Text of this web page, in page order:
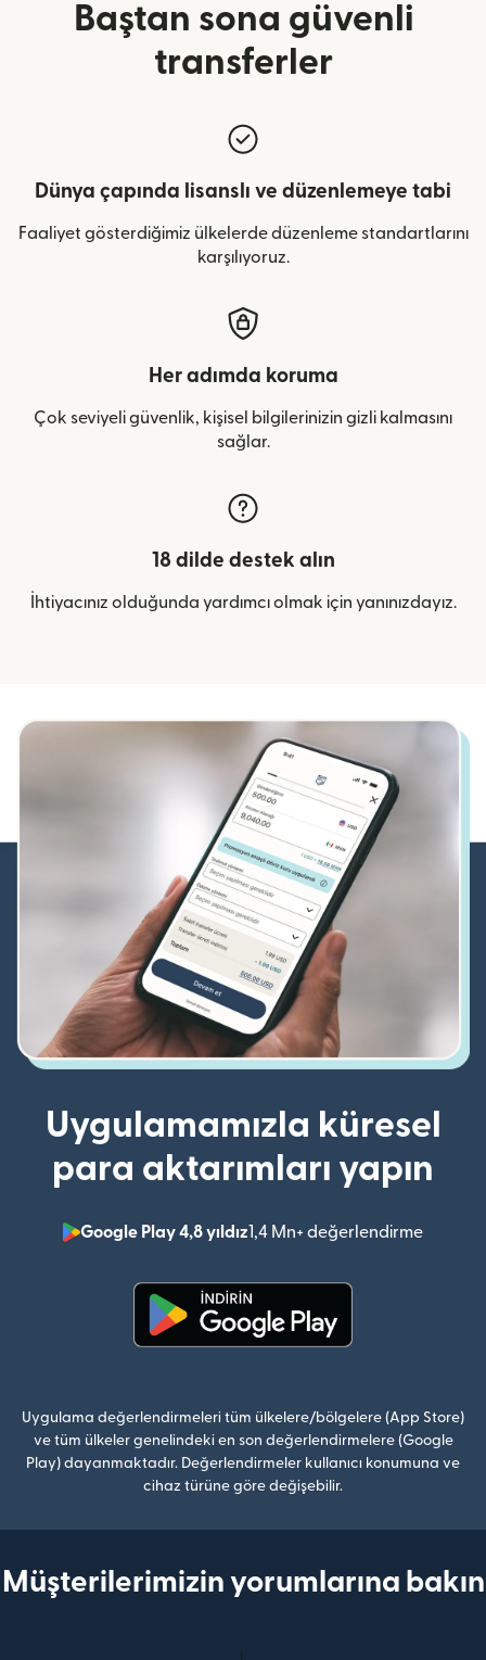
Baştan sona güvenli
transferler
Dünya çapında lisanslı ve düzenlemeye tabi
Faaliyet gösterdiğimiz ülkelerde düzenleme standartlarını
karşılıyoruz.
Her adımda koruma
Çok seviyeli güvenlik, kişisel bilgilerinizin gizli kalmasını
sağlar.
18 dilde destek alın
İhtiyacınız olduğunda yardımcı olmak için yanınızdayız.
Uygulamamızla küresel
para aktarımları yapın
Google Play 4,8 yıldız1,4 Mn+ değerlendirme
Uygulama değerlendirmeleri tüm ülkelere/bölgelere (App Store)
ve tüm ülkeler genelindeki en son değerlendirmelere (Google
Play) dayanmaktadır. Değerlendirmeler kullanıcı konumuna ve
cihaz türüne göre değişebilir.
Müşterilerimizin yorumlarına bakın